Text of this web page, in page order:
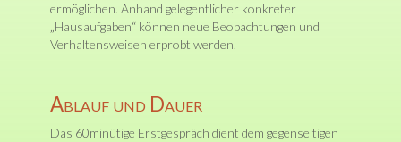
ermöglichen. Anhand gelegentlicher konkreter
„Hausaufgaben“ können neue Beobachtungen und
Verhaltensweisen erprobt werden.
Ablauf und Dauer
Das 60minütige Erstgespräch dient dem gegenseitigen